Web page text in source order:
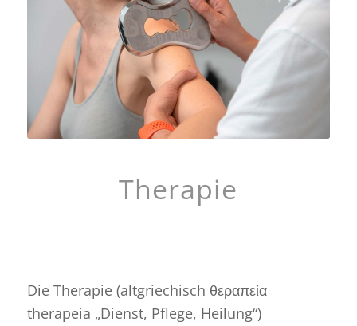
Therapie
Die Therapie (altgriechisch θεραπεία
therapeia „Dienst, Pflege, Heilung“)